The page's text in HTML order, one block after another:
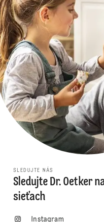
SLEDUJTE NÁS
Sledujte Dr. Oetker
sieťach
Instagram